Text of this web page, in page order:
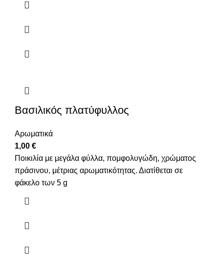
Βασιλικός πλατύφυλλος
Αρωματικά
1,00 €
Ποικιλία με μεγάλα φύλλα, πομφολυγώδη, χρώματος
πράσινου, μέτριας αρωματικότητας. Διατίθεται σε
φάκελο των 5 g